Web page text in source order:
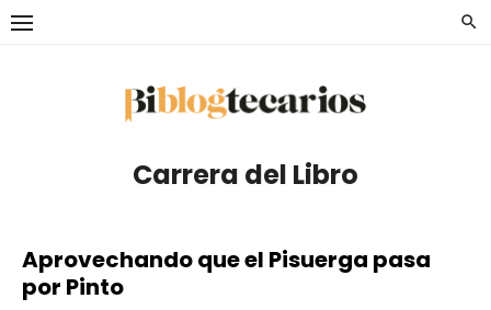
Saltar
Carrera del Libro
Aprovechando que el Pisuerga pasa
por Pinto